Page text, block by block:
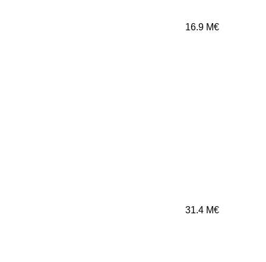
16.9 M€
31.4 M€